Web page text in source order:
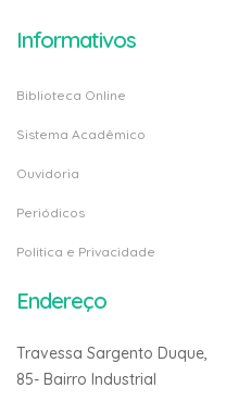
Informativos
Biblioteca Online
Sistema Acadêmico
Ouvidoria
Periódicos
Politica e Privacidade
Endereço
Travessa Sargento Duque,
85- Bairro Industrial